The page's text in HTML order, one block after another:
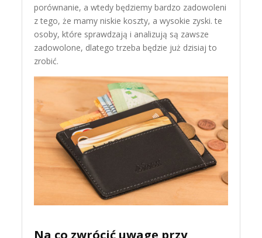
porównanie, a wtedy będziemy bardzo zadowoleni
z tego, że mamy niskie koszty, a wysokie zyski. te
osoby, które sprawdzają i analizują są zawsze
zadowolone, dlatego trzeba będzie już dzisiaj to
zrobić.
Na co zwrócić uwagę przy